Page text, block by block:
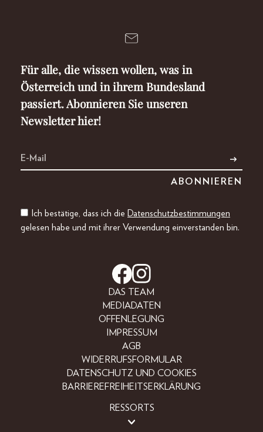
Für alle, die wissen wollen, was in
Österreich und in ihrem Bundesland
passiert. Abonnieren Sie unseren
Newsletter hier!
Ich bestätige, dass ich die Datenschutzbestimmungen
gelesen habe und mit ihrer Verwendung einverstanden bin.
DAS TEAM
MEDIADATEN
OFFENLEGUNG
IMPRESSUM
AGB
WIDERRUFSFORMULAR
DATENSCHUTZ UND COOKIES
BARRIEREFREIHEITSERKLÄRUNG
RESSORTS